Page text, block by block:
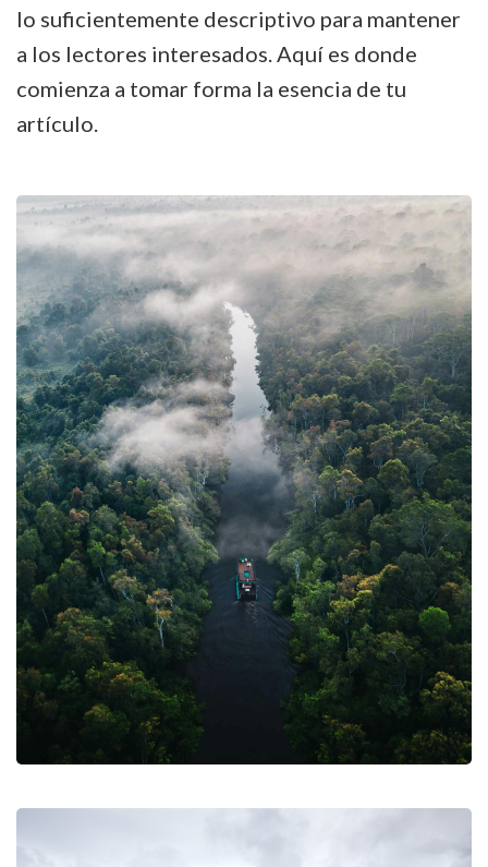
lo suficientemente descriptivo para mantener
a los lectores interesados. Aquí es donde
comienza a tomar forma la esencia de tu
artículo.